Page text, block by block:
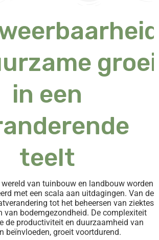
groei
in een
teelt
van tuinbouw en landbouw worden
met een scala aan uitdagingen. Van de
tot het beheersen van ziektes
van bodemgezondheid. De complexiteit
de productiviteit en duurzaamheid van
beïnvloeden, groeit voortdurend.